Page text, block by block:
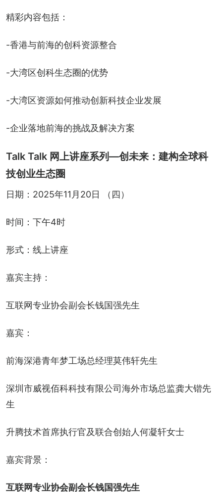
精彩内容包括：
-香港与前海的创科资源整合
-大湾区创科生态圈的优势
-大湾区资源如何推动创新科技企业发展
-企业落地前海的挑战及解决方案
Talk Talk 网上讲座系列—创未来：建构全球科
技创业生态圈
日期：2025年11月20日 （四）
时间：下午4时
形式：线上讲座
嘉宾主持：
互联网专业协会副会长钱国强先生
嘉宾：
前海深港青年梦工场总经理莫伟轩先生
深圳市威视佰科科技有限公司海外市场总监龚大锴先
生
升腾技术首席执行官及联合创始人何凝轩女士
嘉宾背景：
互联网专业协会副会长钱国强先生